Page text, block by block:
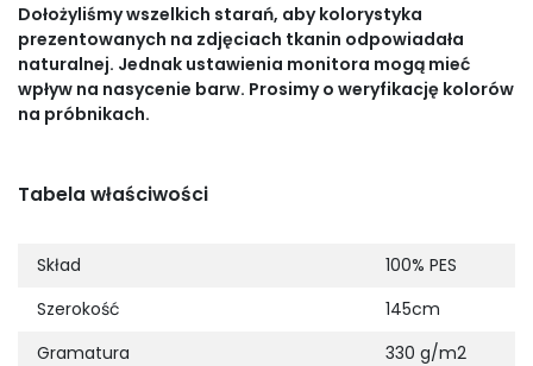
Dołożyliśmy wszelkich starań, aby kolorystyka
prezentowanych na zdjęciach tkanin odpowiadała
naturalnej. Jednak ustawienia monitora mogą mieć
wpływ na nasycenie barw. Prosimy o weryfikację kolorów
na próbnikach.
Tabela właściwości
Skład
100% PES
Szerokość
145cm
Gramatura
330 g/m2